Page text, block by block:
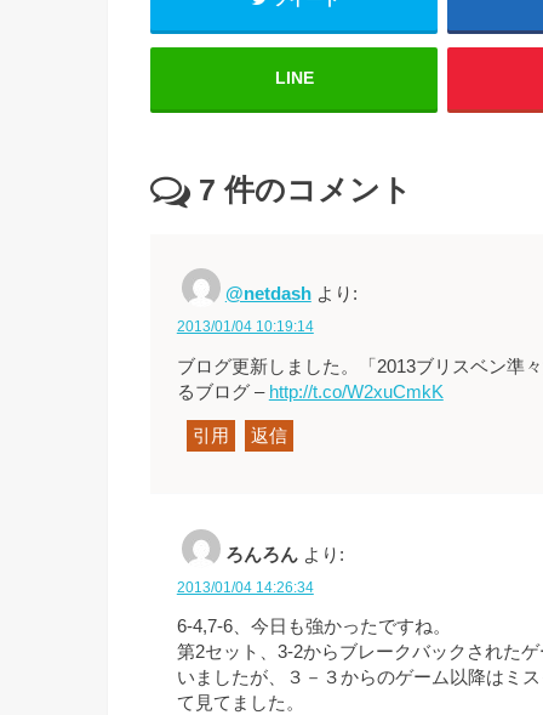
LINE
7 件のコメント
@netdash より:
2013/01/04 10:19:14
ブログ更新しました。「2013ブリスベン準
るブログ – http://t.co/W2xuCmkK
引用 返信
ろんろん より:
2013/01/04 14:26:34
6-4,7-6、今日も強かったですね。
第2セット、3-2からブレークバックされた
いましたが、３－３からのゲーム以降はミ
て見てました。